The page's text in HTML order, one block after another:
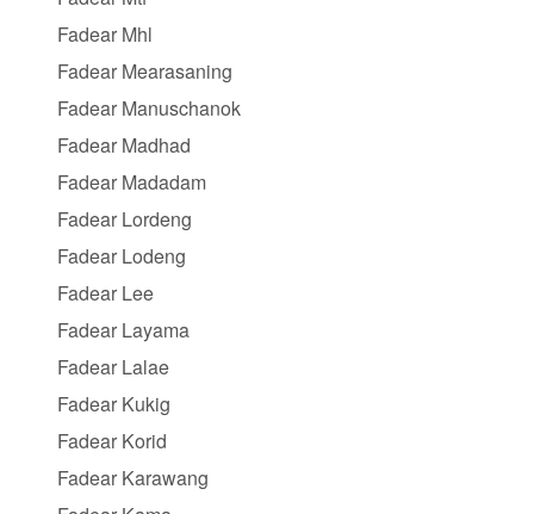
Fadear Mhl
Fadear Mearasaning
Fadear Manuschanok
Fadear Madhad
Fadear Madadam
Fadear Lordeng
Fadear Lodeng
Fadear Lee
Fadear Layama
Fadear Lalae
Fadear Kukig
Fadear Korid
Fadear Karawang